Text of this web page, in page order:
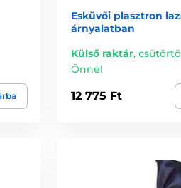
Esküvői plasztron
árnyalatban
Külső raktár,
Önnél
12 775 Ft